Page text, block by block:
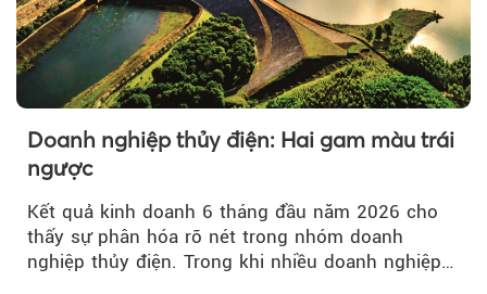
Doanh nghiệp thủy điện: Hai gam màu trái
ngược
Kết quả kinh doanh 6 tháng đầu năm 2026 cho
thấy sự phân hóa rõ nét trong nhóm doanh
nghiệp thủy điện. Trong khi nhiều doanh nghiệp